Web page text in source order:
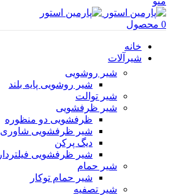
0 محصول
خانه
شیرآلات
شیر روشویی
شیر روشویی پایه بلند
شیر توالت
شیر ظرفشویی
ظرفشویی دو منظوره
شیر ظرفشویی شاوری
دیگ پرکن
شیر ظرفشویی فیلتردار
شیر حمام
شیر حمام توکار
شیر تصفیه